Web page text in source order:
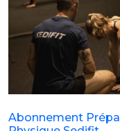
Abonnement Prépa